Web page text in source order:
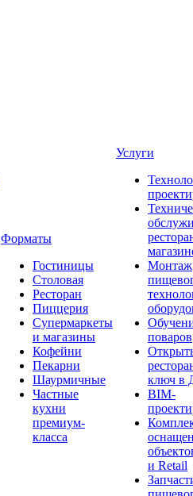
Форматы
Гостиницы
Столовая
Ресторан
Пиццерия
Супермаркеты
и магазины
Кофейни
Пекарни
Шаурмичные
Частные
кухни
премиум-
класса
Услуги
Монтаж
поваров
ключ в
BIM-
и Retail